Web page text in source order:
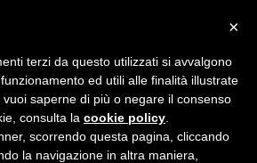
×
terzi da questo utilizzati si avvalgono
ed utili alle finalità illustrate
vuoi saperne di più o negare il consenso
consulta la cookie policy
scorrendo questa pagina, cliccando
la navigazione in altra maniera,